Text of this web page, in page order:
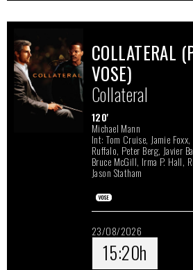
COLLATERAL
VOSE)
Collateral
120'
Michael Mann
Int: Tom Cruise, Jamie
Ruffalo, Peter Berg, Javier
Bruce McGill, Irma P. Hall,
Jason Statham
23/08/2026
15:20h